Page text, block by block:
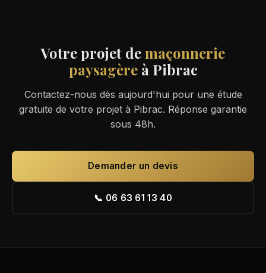
Votre projet demaçonnerie
paysagèreà Pibrac
Contactez-nous dès aujourd'hui pour une étude
gratuite de votre projet à Pibrac. Réponse garantie
sous 48h.
Demander un devis
📞 06 63 61 13 40